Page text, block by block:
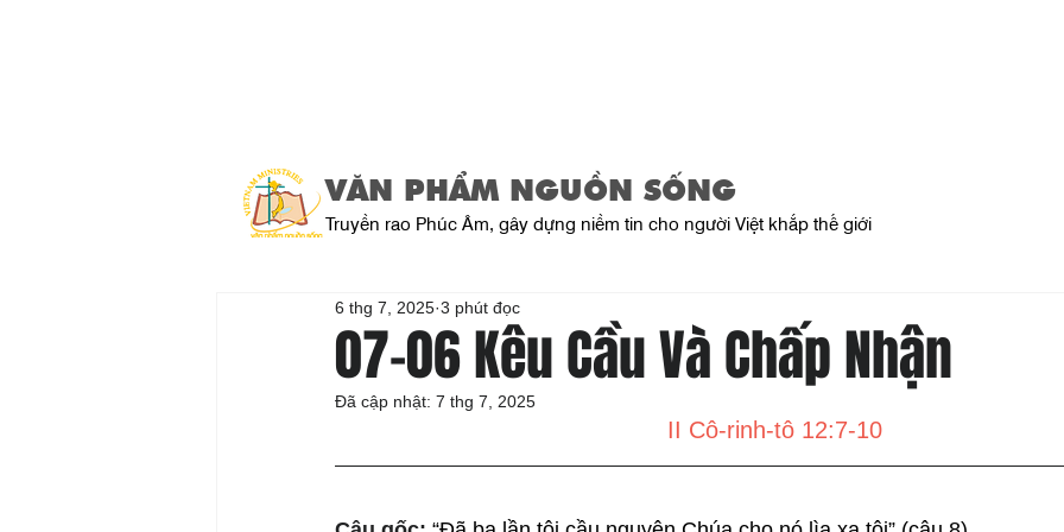
VĂN PHẨM NGUỒN SỐNG
Truyền rao Phúc Âm, gây dựng niềm tin cho người Việt khắp thế giới
07-06 Kêu Cầu Và Chấp Nhận
6 thg 7, 2025 3 phút đọc
Đã cập nhật: 7 thg 7, 2025
II Cô-rinh-tô 12:7-10